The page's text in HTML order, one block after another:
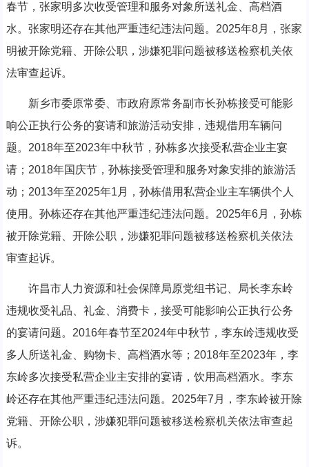
春节，张家明多次收受管理和服务对象所送礼金、高档酒
水。张家明还存在其他严重违纪违法问题。2025年8月，张家
明被开除党籍、开除公职，涉嫌犯罪问题被移送检察机关依
法审查起诉。
新乡市委原常委、市政府原常务副市长孙栋接受可能影
响公正执行公务的宴请和旅游活动安排，违规借用车辆问
题。2018年至2023年中秋节，孙栋多次接受私营企业主宴
请；2018年国庆节，孙栋接受管理和服务对象安排的旅游活
动；2013年至2025年1月，孙栋借用私营企业主车辆供个人
使用。孙栋还存在其他严重违纪违法问题。2025年6月，孙栋
被开除党籍、开除公职，涉嫌犯罪问题被移送检察机关依法
审查起诉。
许昌市人力资源和社会保障局原党组书记、局长李东岭
违规收受礼品、礼金、消费卡，接受可能影响公正执行公务
的宴请问题。2016年春节至2024年中秋节，李东岭违规收受
多人所送礼金、购物卡、高档酒水等；2018年至2023年，李
东岭多次接受私营企业主安排的宴请，饮用高档酒水。李东
岭还存在其他严重违纪违法问题。2025年7月，李东岭被开除
党籍、开除公职，涉嫌犯罪问题被移送检察机关依法审查起
诉。